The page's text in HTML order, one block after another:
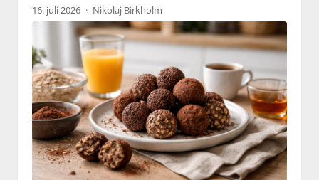
16. juli 2026 · Nikolaj Birkholm